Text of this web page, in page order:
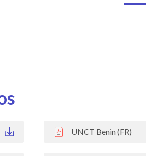
UNCT Benin (FR)